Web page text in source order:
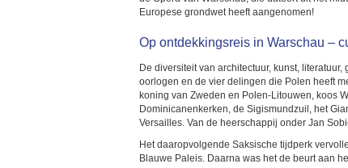
Europese grondwet heeft aangenomen!
Op ontdekkingsreis in Warschau –
De diversiteit van architectuur, kunst,
oorlogen en de vier delingen die Polen heeft
koning van Zweden en Polen-Litouwen, koos
Dominicanenkerken, de Sigismundzuil, het
Versailles. Van de heerschappij onder Jan
Het daaropvolgende Saksische tijdperk
Blauwe Paleis. Daarna was het de beurt aan